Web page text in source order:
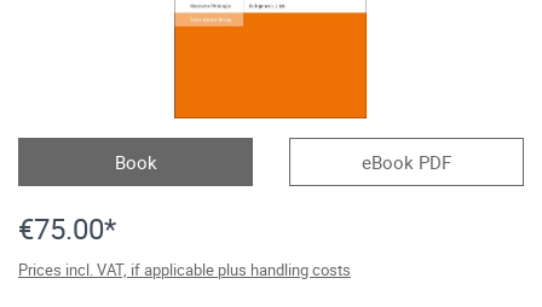
Book eBook PDF
€75.00*
Prices incl. VAT, if applicable plus handling costs